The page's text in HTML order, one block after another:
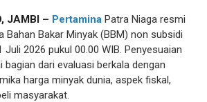
JAMBI – Pertamina Patra Niaga resmi
Bahan Bakar Minyak (BBM) non subsidi
Juli 2026 pukul 00.00 WIB. Penyesuaian
bagian dari evaluasi berkala dengan
harga minyak dunia, aspek fiskal,
masyarakat.